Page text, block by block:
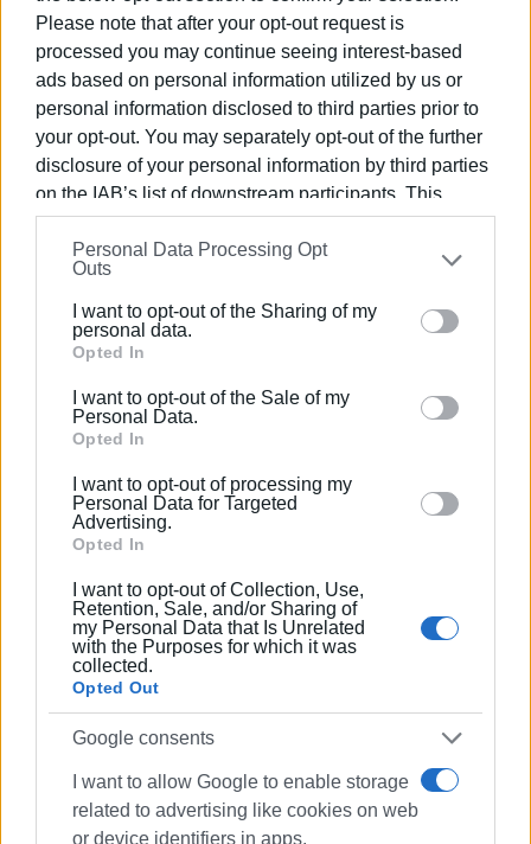
Please note that after your opt-out request is
processed you may continue seeing interest-based
ads based on personal information utilized by us or
personal information disclosed to third parties prior to
your opt-out. You may separately opt-out of the further
disclosure of your personal information by third parties
on the IAB’s list of downstream participants. This
information may also be disclosed by us to third parties
on theIAB’s List of Downstream Participants
that may
further disclose it to other third parties.
Please note that this website/app uses one or more
Google services and may gather and store information
behaviour. You may click to grant or deny consent to
Google and its third-party tags to use your data for
section.
Personal Data Processing Opt
Outs
I want to opt-out of the Sharing of my
personal data.
Opted In
I want to opt-out of the Sale of my
Personal Data.
Opted In
I want to opt-out of processing my
Personal Data for Targeted
Advertising.
Opted In
I want to opt-out of Collection, Use,
Retention, Sale, and/or Sharing of
my Personal Data that Is Unrelated
with the Purposes for which it was
collected.
Opted Out
Google consents
I want to allow Google to enable storage
related to advertising like cookies on web
or device identifiers in apps.
Νήσων για τη «Μετατροπή υποχρέωσης παραχώρησης
τμήματος γηπέδου, σε υποχρέωση χρηματικού ποσού,
κατ’ εφαρμογή του Π.Δ. 20-01-88, άρθρο 1, παρ. 7α & 8
και του Π.Δ. 30-06-1991, άρθρο 1, παρ. 3, κατόπιν
σχετικού αιτήματος της εταιρείας IKOS ODISIA
Μονοπρόσωπη Α.Ε..
Η δημοτική αρχή ήδη έχει αρχίσει τη διαβούλευση με
την τοπική κοινωνία για το πως θα διατεθεί το
συγκεκριμένο διαθέσιμο κεφάλαιο για την αναβάθμιση
της περιοχής και της ποιότητας ζωής των κατοίκων
και θα συνεχίσει το επόμενο διάστημα προς την
κατεύθυνση αυτή.
Ακολουθήστε το enimerosi στο
Συνδρομητές στο e-paper